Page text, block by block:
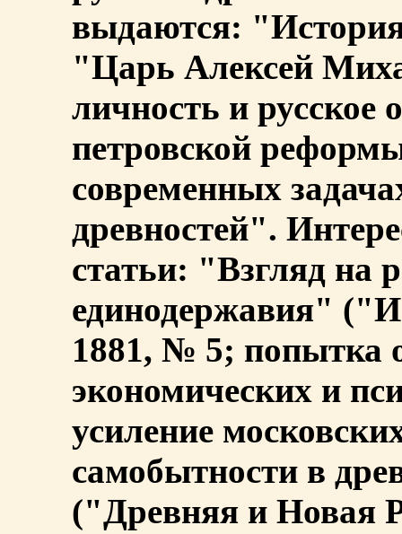
выдаются:
"Царь Алексей
личность и русское
петровской
современных
древностей".
статьи: "Взгляд на
единодержавия"
1881, № 5; попытка
экономических и
усиление
самобытности в
("Древняя и Новая